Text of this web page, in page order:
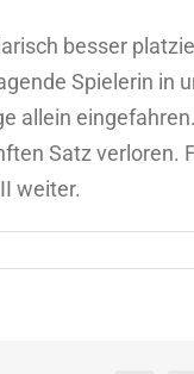
besser
Spielerin in
allein
Satz verloren.
weiter.